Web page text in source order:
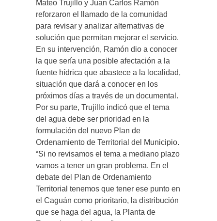
Mateo Trujillo y Juan Carlos Ramón
reforzaron el llamado de la comunidad
para revisar y analizar alternativas de
solución que permitan mejorar el servicio.
En su intervención, Ramón dio a conocer
la que sería una posible afectación a la
fuente hídrica que abastece a la localidad,
situación que dará a conocer en los
próximos días a través de un documental.
Por su parte, Trujillo indicó que el tema
del agua debe ser prioridad en la
formulación del nuevo Plan de
Ordenamiento de Territorial del Municipio.
“Si no revisamos el tema a mediano plazo
vamos a tener un gran problema. En el
debate del Plan de Ordenamiento
Territorial tenemos que tener ese punto en
el Caguán como prioritario, la distribución
que se haga del agua, la Planta de